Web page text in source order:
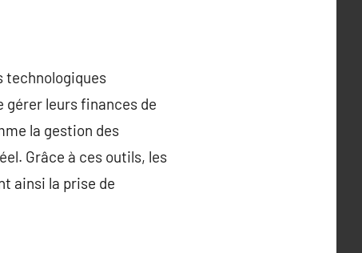
technologiques
leurs finances de
la gestion des
Grâce à ces outils, les
ainsi la prise de